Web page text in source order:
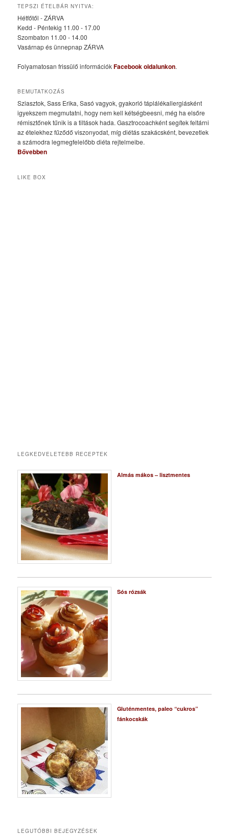
TEPSZI ÉTELBÁR NYITVA:
Hétfőtől - ZÁRVA
Kedd - Péntekig 11.00 - 17.00
Szombaton 11.00 - 14.00
Vasárnap és ünnepnap ZÁRVA
Folyamatosan frissülő információkFacebook oldalunkon.
BEMUTATKOZÁS
Sziasztok, Sass Erika, Sasó vagyok, gyakorló táplálékallergiásként
igyekszem megmutatni, hogy nem kell kétségbeesni, még ha elsőre
rémisztőnek tűnik is a tiltások hada. Gasztrocoachként segítek feltárni
az ételekhez fűződő viszonyodat, míg diétás szakácsként, bevezetlek
a számodra legmegfelelőbb diéta rejtelmeibe.
Bővebben
LIKE BOX
LEGKEDVELETEBB RECEPTEK
Almás mákos – lisztmentes
Sós rózsák
Gluténmentes, paleo “cukros”
fánkocskák
LEGUTÓBBI BEJEGYZÉSEK